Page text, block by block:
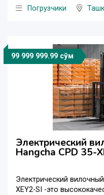
Погрузчики
99 999 999.99 сўм
Электрический
Hangcha CPD 35-
Электрический
XEY2-SI -это